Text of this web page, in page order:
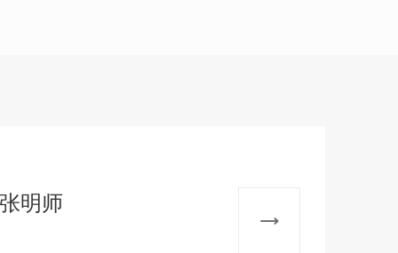
明师